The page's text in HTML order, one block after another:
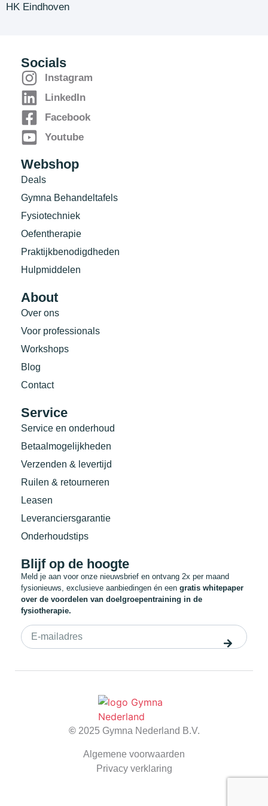
HK Eindhoven
Socials
Instagram
LinkedIn
Facebook
Youtube
Webshop
Deals
Gymna Behandeltafels
Fysiotechniek
Oefentherapie
Praktijkbenodigdheden
Hulpmiddelen
About
Over ons
Voor professionals
Workshops
Blog
Contact
Service
Service en onderhoud
Betaalmogelijkheden
Verzenden & levertijd
Ruilen & retourneren
Leasen
Leveranciersgarantie
Onderhoudstips
Blijf op de hoogte
Meld je aan voor onze nieuwsbrief en ontvang 2x per maand
fysionieuws, exclusieve aanbiedingen én een gratis whitepaper
over de voordelen van doelgroepentraining in de
fysiotherapie.
© 2025 Gymna Nederland B.V.
Algemene voorwaarden
Privacy verklaring